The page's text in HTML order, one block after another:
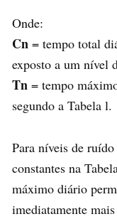
Onde:
Cn = tempo total
exposto a um nível
Tn = tempo
segundo a Tabela l.
Para níveis de
constantes na
máximo diário
imediatamente